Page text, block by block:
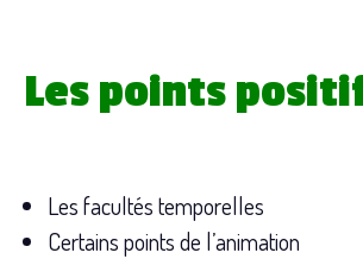
Les points
Les facultés temporelles
Certains points de l’animation